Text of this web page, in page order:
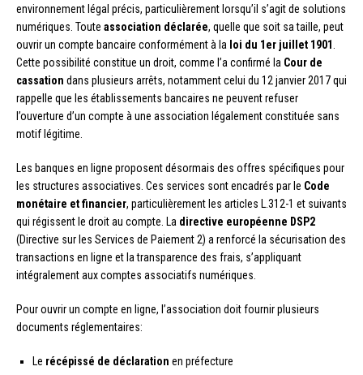
environnement légal précis, particulièrement lorsqu’il s’agit de solutions
numériques. Toute association déclarée, quelle que soit sa taille, peut
ouvrir un compte bancaire conformément à la loi du 1er juillet 1901.
Cette possibilité constitue un droit, comme l’a confirmé la Cour de
cassation dans plusieurs arrêts, notamment celui du 12 janvier 2017 qui
rappelle que les établissements bancaires ne peuvent refuser
l’ouverture d’un compte à une association légalement constituée sans
motif légitime.
Les banques en ligne proposent désormais des offres spécifiques pour
les structures associatives. Ces services sont encadrés par le Code
monétaire et financier, particulièrement les articles L.312-1 et suivants
qui régissent le droit au compte. La directive européenne DSP2
(Directive sur les Services de Paiement 2) a renforcé la sécurisation des
transactions en ligne et la transparence des frais, s’appliquant
intégralement aux comptes associatifs numériques.
Pour ouvrir un compte en ligne, l’association doit fournir plusieurs
documents réglementaires:
Le récépissé de déclaration en préfecture